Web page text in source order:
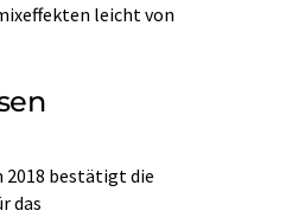
leicht von
2018 bestätigt die
das